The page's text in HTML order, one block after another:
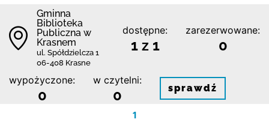
Gminna
Biblioteka
Publiczna w
Krasnem
ul. Spółdzielcza 1
06-408 Krasne
dostępne:
1 z 1
zarezerwowane:
0
wypożyczone:
0
w czytelni:
0 sprawdź
1